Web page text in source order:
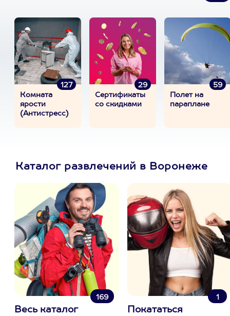
127
Комната
ярости
(Антистресс)
29
Сертификаты
со скидками
59
Полет на
параплане
Каталог развлечений в Воронеже
169
Весь каталог
1
Покататься